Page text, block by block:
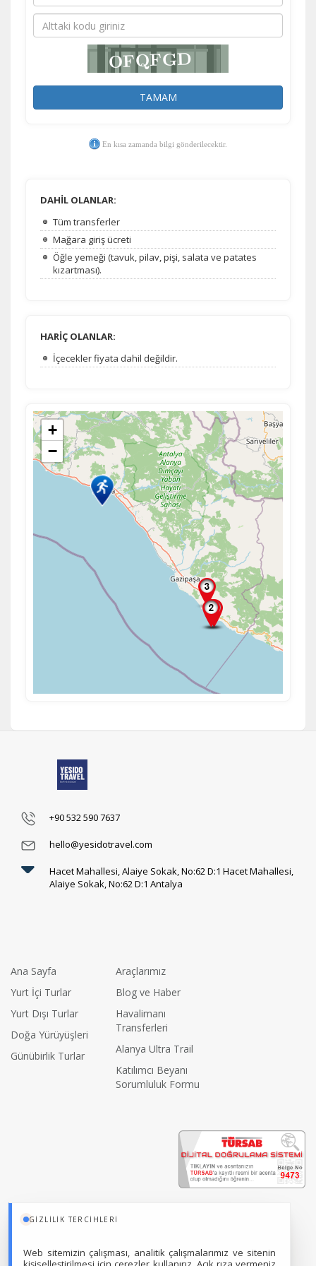
GIZLILIK TERCIHLERI
Web sitemizin çalışması, analitik çalışmalarımız ve sitenin
Pazarlama Çerezleri
Size ve ilgi alanlarınıza uygun reklamlar göstermek için
kullanılır. Kapatırsanız reklamları görmeye devam
edersiniz, ancak daha az alakalı olabilirler.
Tercihleri Kaydet
TAMAM
En kısa zamanda bilgi gönderilecektir.
DAHİL OLANLAR:
Tüm transferler
Mağara giriş ücreti
Öğle yemeği (tavuk, pilav, pişi, salata ve patates
kızartması).
HARİÇ OLANLAR:
İçecekler fiyata dahil değildir.
+
−
+90 532 590 7637
hello@yesidotravel.com
Hacet Mahallesi, Alaiye Sokak, No:62 D:1 Hacet Mahallesi,
Alaiye Sokak, No:62 D:1 Antalya
Ana Sayfa
Yurt İçi Turlar
Yurt Dışı Turlar
Doğa Yürüyüşleri
Günübirlik Turlar
Araçlarımız
Blog ve Haber
Havalimanı
Transferleri
Alanya Ultra Trail
Katılımcı Beyanı
Sorumluluk Formu